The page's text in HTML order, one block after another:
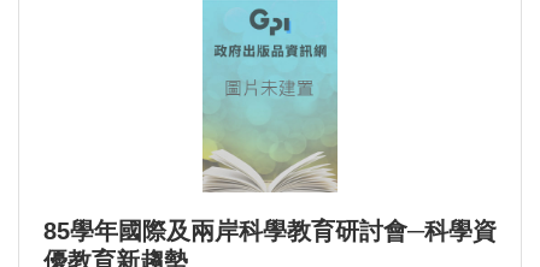
85學年國際及兩岸科學教育研討會─科學資
優教育新趨勢